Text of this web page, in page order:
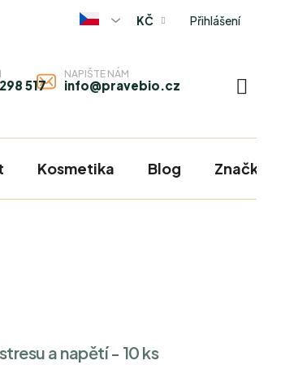
KČ Přihlášení
517
NAPIŠTE NÁM
info@pravebio.cz
Kosmetika Blog Značky
a napětí - 10 ks